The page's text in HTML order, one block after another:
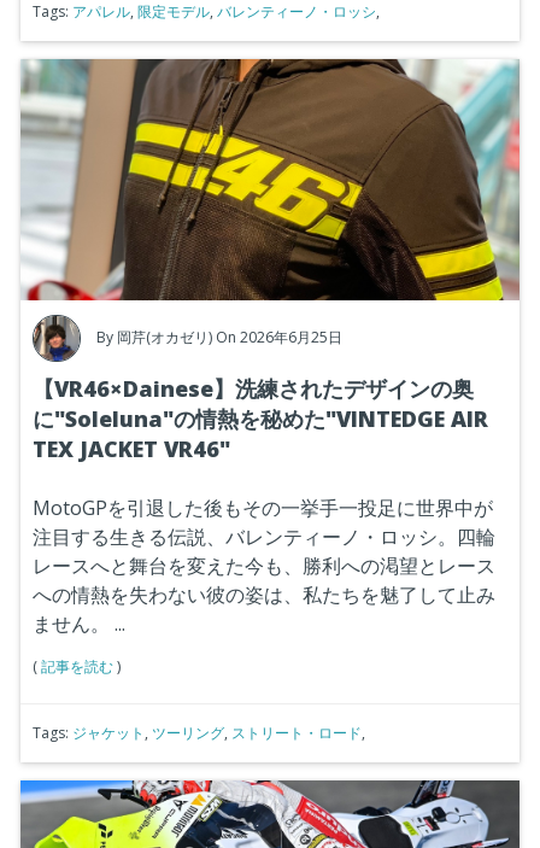
Tags: アパレル, 限定モデル, バレンティーノ・ロッシ,
By 岡芹(オカゼリ) On 2026年6月25日
【VR46×Dainese】洗練されたデザインの奥
に"Soleluna"の情熱を秘めた"VINTEDGE AIR
TEX JACKET VR46"
MotoGPを引退した後もその一挙手一投足に世界中が
注目する生きる伝説、バレンティーノ・ロッシ。四輪
レースへと舞台を変えた今も、勝利への渇望とレース
への情熱を失わない彼の姿は、私たちを魅了して止み
ません。
...
(記事を読む)
Tags: ジャケット , ツーリング, ストリート・ロード,